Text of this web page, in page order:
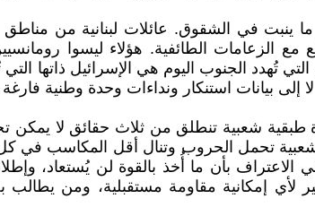
الزعامات الطائفية. هؤلاء ليسوا
التي تُهدد الجنوب اليوم هي الإسرائيل ذاتها
إلى بيانات استنكار ونداءات وحدة وطنية
طبقية شعبية تنطلق من ثلاث حقائق لا يمكن
تحمل الحروب وتنال أقل المكاسب في كل
الاعتراف بأن ما أُخذ بالقوة لن يُستعاد،
لأي إمكانية مقاومة مستقبلية، ومن